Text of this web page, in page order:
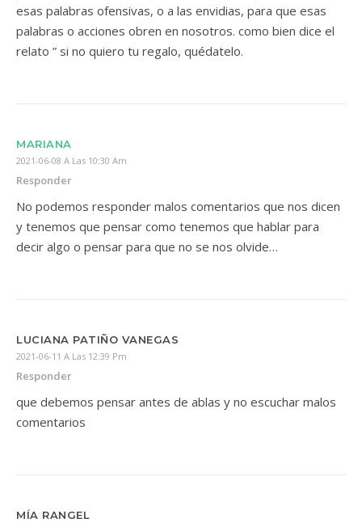
esas palabras ofensivas, o a las envidias, para que esas
palabras o acciones obren en nosotros. como bien dice el
relato ” si no quiero tu regalo, quédatelo.
MARIANA
2021-06-08 A Las 10:30 Am
Responder
No podemos responder malos comentarios que nos dicen
y tenemos que pensar como tenemos que hablar para
decir algo o pensar para que no se nos olvide…
LUCIANA PATIÑO VANEGAS
2021-06-11 A Las 12:39 Pm
Responder
que debemos pensar antes de ablas y no escuchar malos
comentarios
MÍA RANGEL